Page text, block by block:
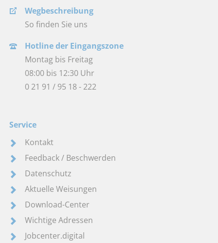
Wegbeschreibung
So finden Sie uns
Hotline der Eingangszone
Montag bis Freitag
08:00 bis 12:30 Uhr
0 21 91 / 95 18 - 222
Service
Kontakt
Feedback / Beschwerden
Datenschutz
Aktuelle Weisungen
Download-Center
Wichtige Adressen
Jobcenter.digital